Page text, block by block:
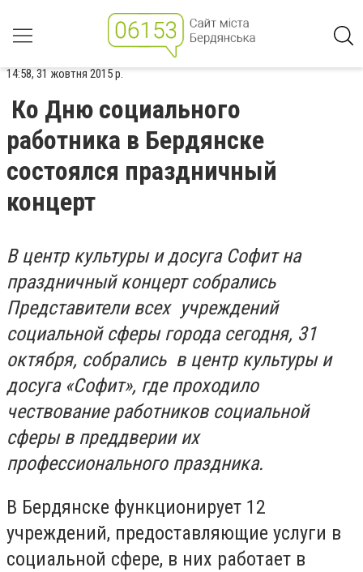
14:58, 31 жовтня 2015 р.
Ко Дню социального
работника в Бердянске
состоялся праздничный
концерт
В центр культуры и досуга Софит на
праздничный концерт собрались
Представители всех учреждений
социальной сферы города сегодня, 31
октября, собрались в центр культуры и
досуга «Софит», где проходило
чествование работников социальной
сферы в преддверии их
профессионального праздника.
В Бердянске функционирует 12
учреждений, предоставляющие услуги в
социальной сфере, в них работает в